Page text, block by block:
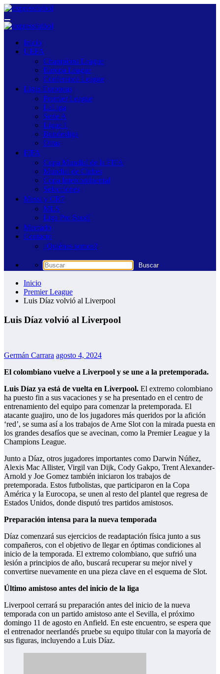
Saltar
contenido
Inicio
UEFA
Champions League
Europa League
Conference League
Ligas Europeas
Premier League
LaLiga
Serie A
Ligue 1
Bundesliga
Otras
FIFA
Copa Mundial de la FIFA
Mundial de Clubes
Copa Intercontinental
Selecciones
Messi y CR7
MLS
Liga Pro Saudí
Mercado
Contacto
¿Quiénes somos?
Inicio
Premier League
Luis Díaz volvió al Liverpool
Luis Díaz volvió al Liverpool
Germán Carrara agosto 4, 2024
El colombiano vuelve a Liverpool y se une a la pretemporada.
Luis Díaz ya está de vuelta en Liverpool. El extremo colombiano
ha puesto fin a sus vacaciones y se ha presentado en el centro de
entrenamiento del equipo para comenzar la pretemporada. El
atacante guajiro, uno de los jugadores más queridos por la afición
‘red’, se suma así a los trabajos de Arne Slot con la mirada puesta en
los grandes desafíos que se avecinan, como la Premier League y la
Champions League.
Junto a Díaz, otros jugadores importantes como Darwin Núñez,
Alexis Mac Allister, Virgil van Dijk, Cody Gakpo, Trent Alexander-
Arnold y Joe Gomez también iniciaron los trabajos de
pretemporada. Estos futbolistas, que participaron en la Copa
América y la Eurocopa, se unen al resto del plantel que regresa de
Estados Unidos, donde disputó tres partidos amistosos.
Preparación intensa para la nueva temporada
Díaz comenzará sus ejercicios de readaptación física junto a sus
compañeros, con el objetivo de llegar en óptimas condiciones al
inicio de la temporada. El extremo colombiano, que sufrió una
lesión a principios de año, buscará recuperar su mejor nivel y
convertirse nuevamente en una pieza clave en el esquema de Slot.
Último amistoso antes del inicio de la liga
Liverpool cerrará su preparación antes del inicio de la nueva
temporada con un partido amistoso ante el Sevilla, el próximo
domingo 11 de agosto en Anfield. En este encuentro, se espera que
el entrenador neerlandés pruebe su equipo titular con la mayoría de
sus figuras, incluyendo a Luis Díaz.